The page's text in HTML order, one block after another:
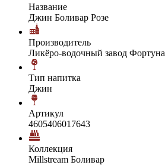
Название
Джин Боливар Розе
Производитель
Ликёро-водочный завод Фортуна
Тип напитка
Джин
Артикул
4605406017643
Коллекция
Millstream Боливар